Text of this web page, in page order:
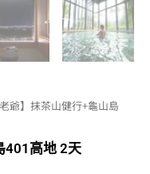
爺】抹茶山健行+龜山島
401高地 2天